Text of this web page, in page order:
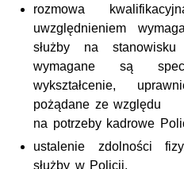
rozmowa
uwzględnieniem
służby na
wymagane są
wykształcenie,
pożądane ze względu
na potrzeby kadrowe
ustalenie zdolności
służby w Policji,